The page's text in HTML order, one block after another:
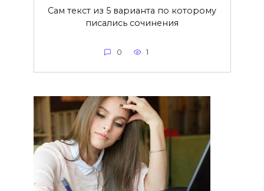
Сам текст из 5 варианта по которому
писались сочинения
0 1